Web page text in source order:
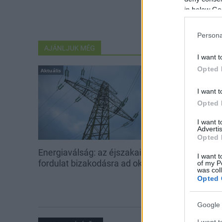
in below
I want
Opted
I want
Opted
I want
Opted
I want
of my
was
Opted
Google
AJÁNLJUK MÉG
Aktuális
Energiaválság: az éjszakai
fordulat bizakodásra ad okot
Paks: hétfőn
kedden
utolsó turbina